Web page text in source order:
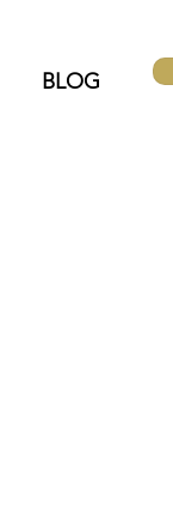
BLOG